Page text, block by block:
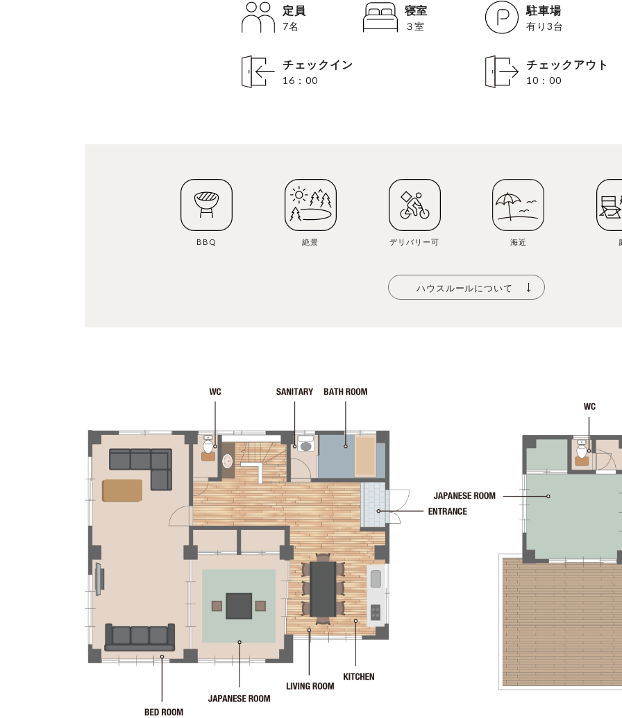
定員
7名
寝室
３室
駐車場
有り3台
チェックイン
16：00
チェックアウト
10：00
BBQ 絶景 デリバリー可 海近
ハウスルールについて